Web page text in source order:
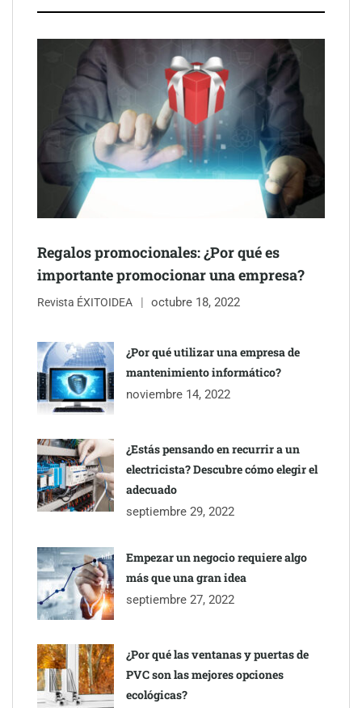
Schaeffler mejora su rentabilidad en el primer semestre de 2026
Regalos promocionales: ¿Por qué es
importante promocionar una empresa?
Revista ÉXITOIDEA octubre 18, 2022
¿Por qué utilizar una empresa de
mantenimiento informático?
noviembre 14, 2022
¿Estás pensando en recurrir a un
electricista? Descubre cómo elegir el
adecuado
septiembre 29, 2022
Empezar un negocio requiere algo
más que una gran idea
septiembre 27, 2022
¿Por qué las ventanas y puertas de
PVC son las mejores opciones
ecológicas?